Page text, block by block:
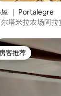
｜ Portalegre
塔米拉农场阿拉
客推荐
房客推荐